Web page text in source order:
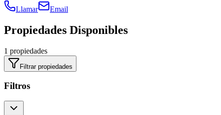
Llamar
Email
Propiedades Disponibles
1 propiedades
Filtrar propiedades
Filtros